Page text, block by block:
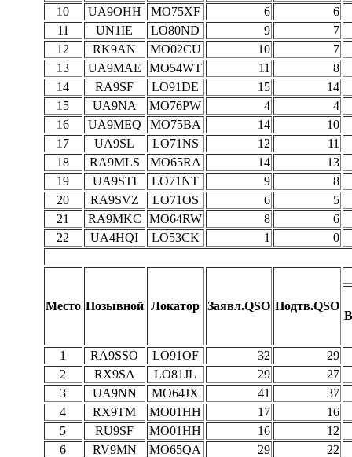
10
UA9OHH MO75XF 6
6
11
UN1IE LO80ND 9
7
12
RK9AN MO02CU 10
7
13
UA9MAE MO54WT 11
8
14
RA9SF LO91DE 15
14
15
UA9NA MO76PW 4
4
16
UA9MEQ MO75BA 14
10
17
UA9SL LO71NS 12
11
18
RA9MLS MO65RA 14
13
19
UA9STI LO71NT 9
8
20
RA9SVZ LO71OS 6
5
21
RA9MKC MO64RW 8
6
22
UA4HQI LO53CK 1 0
Место Позывной Локатор Заявл.QSO Подтв.QSO
1 RA9SSO LO91OF 32
29
2
RX9SA LO81JL 29
27
3
UA9NN MO64JX 41
37
4
RX9TM MO01HH 17
16
5
RU9SF MO01HH 16
12
6
RV9MN MO65QA 29
22